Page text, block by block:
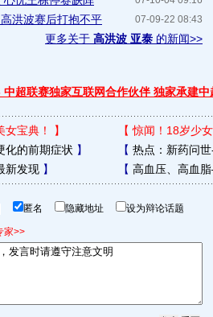
07-09-22 08:43
洪波赛后打抱不平
更多关于 高洪波 亚泰 的新闻>>
中超联赛独家互联网合作伙伴 独家承建中
宝典！ 】 【惊闻！18岁少
化的前期症状 】 【 热点：新药问
新发现】 【 高血压、高血
匿名 隐藏地址 设为辩论话题
家>>